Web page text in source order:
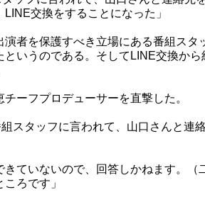
交換をすることになった」
者を保護すべき立場にある番組スタ
というのである。そしてLINE交換か
ーフプロデューサーを直撃した。
スタッフに言われて、山口さんと連
きていないので、回答しかねます。
ろです」